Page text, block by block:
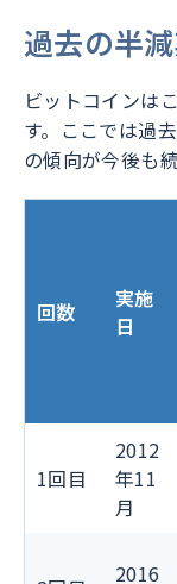
過去の半
ビットコインは
す。ここでは過
の傾向が今後も
回数
実施
日
1回目
2012
年11
月
2016